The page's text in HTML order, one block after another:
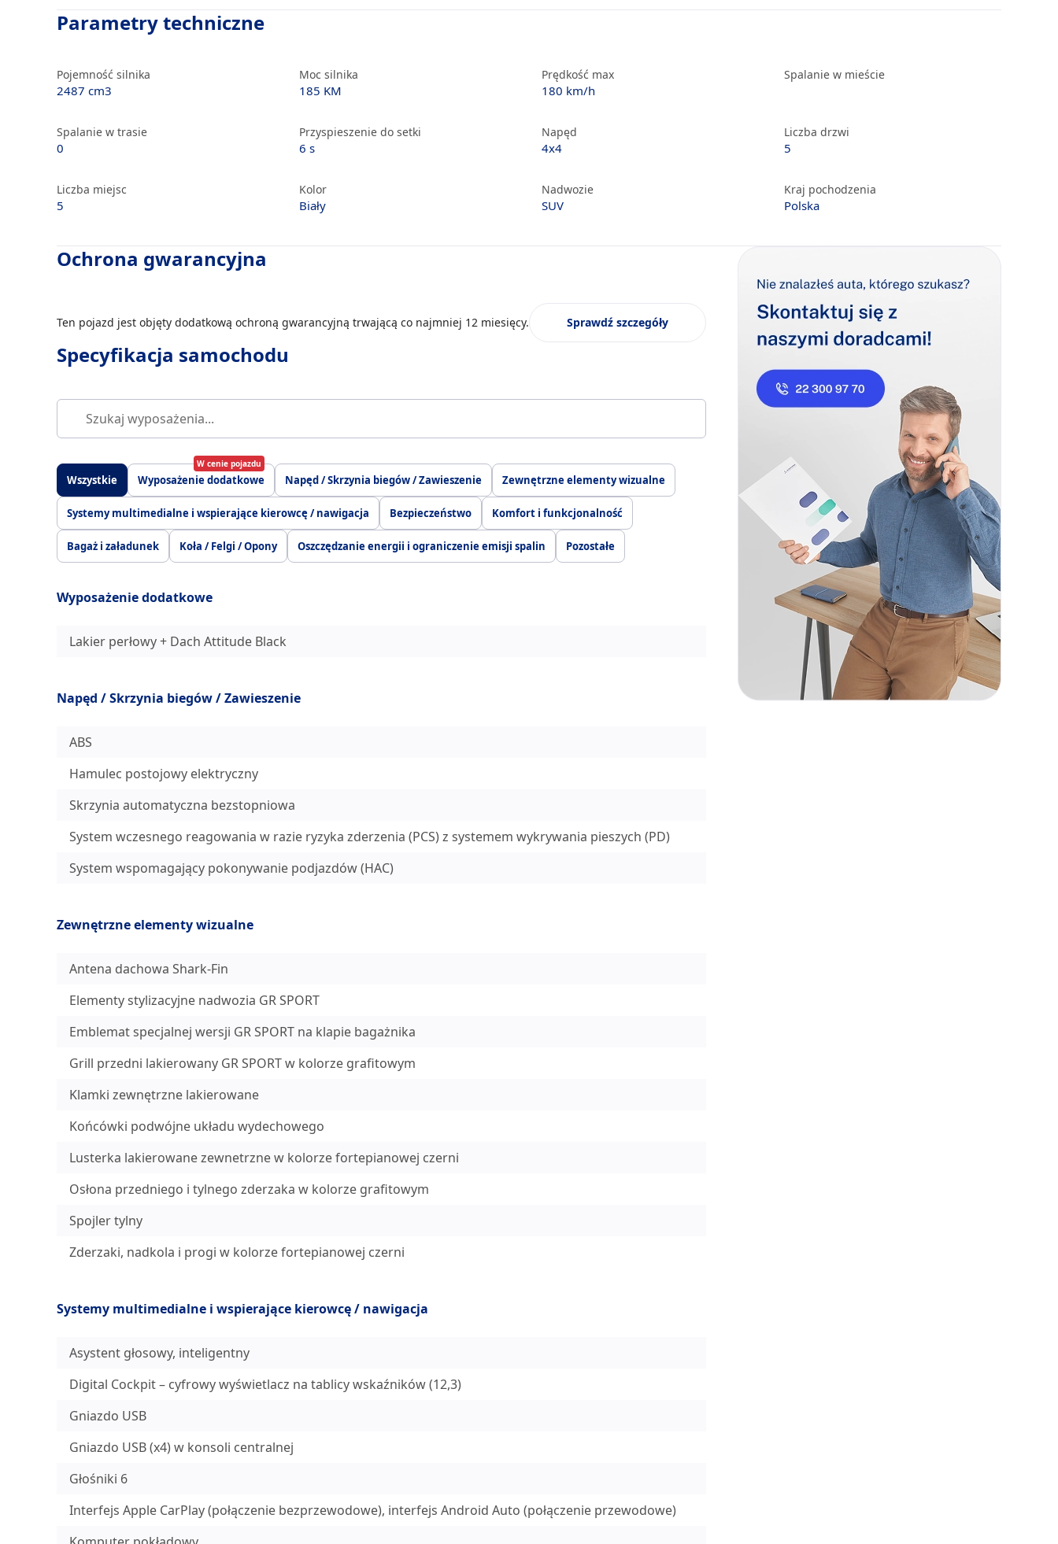
Parametry techniczne
Pojemność silnika
2487 cm3
Moc silnika
185 KM
Prędkość max
180 km/h
Spalanie w mieście
Spalanie w trasie
0
Przyspieszenie do setki
6 s
Napęd
4x4
Liczba drzwi
5
Liczba miejsc
5
Kolor
Biały
Nadwozie
SUV
Kraj pochodzenia
Polska
Ochrona gwarancyjna
Ten pojazd jest objęty dodatkową ochroną gwarancyjną trwającą co najmniej 12 miesięcy. Sprawdź szczegóły
Specyfikacja samochodu
Wszystkie Wyposażenie dodatkowe
W cenie pojazdu
Napęd / Skrzynia biegów / Zawieszenie Zewnętrzne elementy wizualne
Systemy multimedialne i wspierające kierowcę / nawigacja Bezpieczeństwo Komfort i funkcjonalność
Bagaż i załadunek Koła / Felgi / Opony Oszczędzanie energii i ograniczenie emisji spalin Pozostałe
Wyposażenie dodatkowe
Lakier perłowy + Dach Attitude Black
Napęd / Skrzynia biegów / Zawieszenie
ABS
Hamulec postojowy elektryczny
Skrzynia automatyczna bezstopniowa
System wczesnego reagowania w razie ryzyka zderzenia (PCS) z systemem wykrywania pieszych (PD)
System wspomagający pokonywanie podjazdów (HAC)
Zewnętrzne elementy wizualne
Antena dachowa Shark-Fin
Elementy stylizacyjne nadwozia GR SPORT
Emblemat specjalnej wersji GR SPORT na klapie bagażnika
Grill przedni lakierowany GR SPORT w kolorze grafitowym
Klamki zewnętrzne lakierowane
Końcówki podwójne układu wydechowego
Lusterka lakierowane zewnetrzne w kolorze fortepianowej czerni
Osłona przedniego i tylnego zderzaka w kolorze grafitowym
Spojler tylny
Zderzaki, nadkola i progi w kolorze fortepianowej czerni
Systemy multimedialne i wspierające kierowcę / nawigacja
Asystent głosowy, inteligentny
Digital Cockpit – cyfrowy wyświetlacz na tablicy wskaźników (12,3)
Gniazdo USB
Gniazdo USB (x4) w konsoli centralnej
Głośniki 6
Interfejs Apple CarPlay (połączenie bezprzewodowe), interfejs Android Auto (połączenie przewodowe)